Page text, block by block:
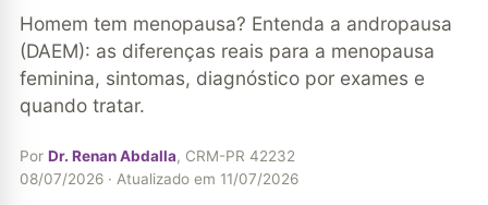
Homem tem menopausa? Entenda a andropausa
(DAEM): as diferenças reais para a menopausa
feminina, sintomas, diagnóstico por exames e
quando tratar.
Por Dr. Renan Abdalla, CRM-PR 42232
08/07/2026 · Atualizado em 11/07/2026